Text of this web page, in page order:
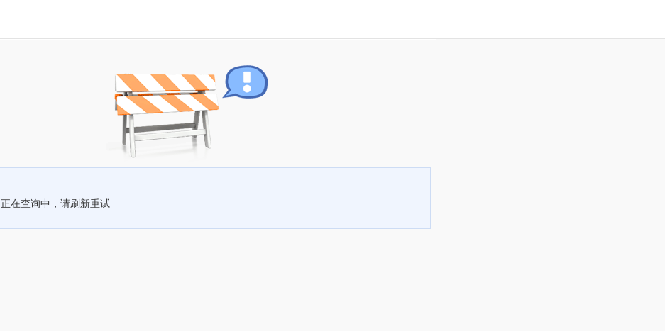
正在查询中，请刷新重试